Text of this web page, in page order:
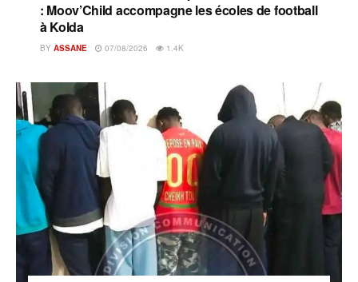
: Moov’Child accompagne les écoles de football
à Kolda
BY ASSANE 07/08/2026 1.4K